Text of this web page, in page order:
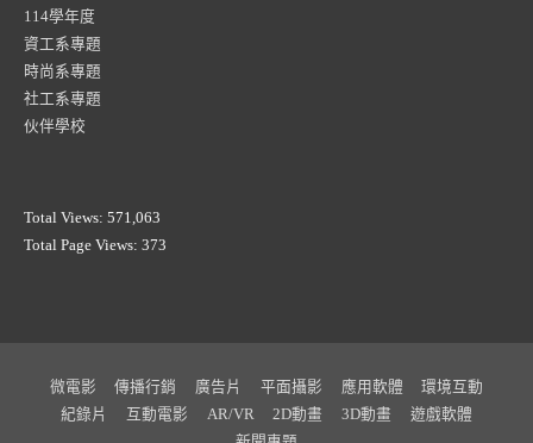
114學年度
資工系專題
時尚系專題
社工系專題
伙伴學校
Total Views: 571,063
Total Page Views: 373
微電影 傳播行銷 廣告片 平面攝影 應用軟體
環境互動
紀錄片
互動電影 AR/VR 2D動畫 3D動畫
遊戲軟體